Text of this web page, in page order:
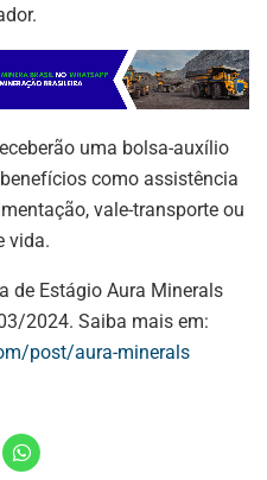
uma bolsa-auxílio
como assistência
vale-transporte ou
vida.
de Estágio Aura Minerals
2024. Saiba mais em:
post/aura-minerals